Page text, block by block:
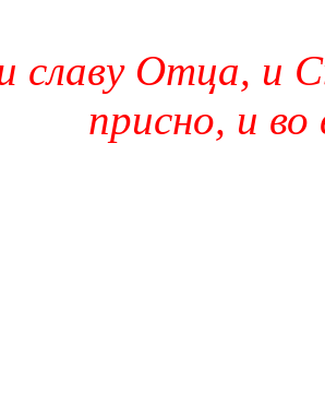
славу Отца, и
присно, и во